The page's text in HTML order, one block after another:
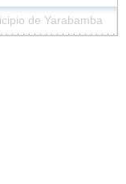
de Yarabamba